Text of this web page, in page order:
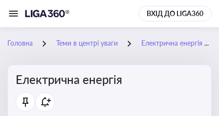
ВХІД ДО LIGA360
Головна Теми в центрі уваги Електрична енергія
Електрична енергія